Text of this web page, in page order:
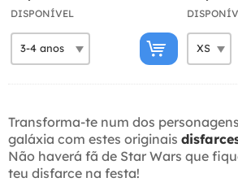
DISPONÍVEL
Transforma-te num dos
galáxia com estes originais
Não haverá fã de Star Wars que
teu disfarce na festa!